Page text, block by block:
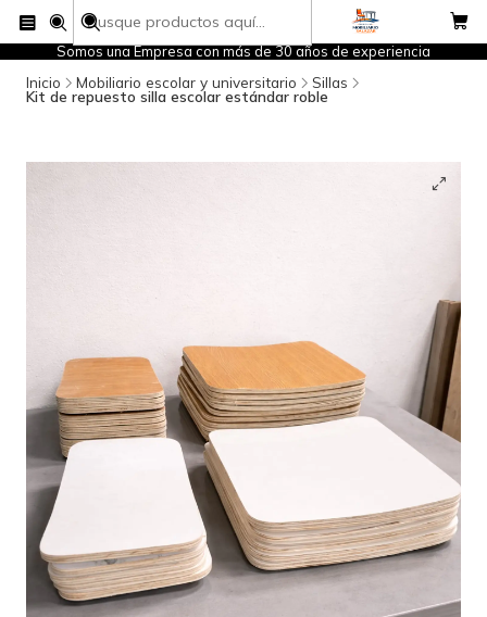
Somos una Empresa con más de 30 años de experiencia
Inicio Mobiliario escolar y universitario Sillas
Kit de repuesto silla escolar estándar roble